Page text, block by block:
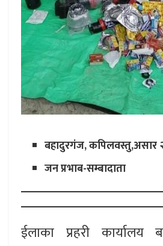
बहादुरगंज, कपिलवस्तु,असार
जन प्रभाब-सम्बादाता
ईलाका प्रहरी कार्यालय